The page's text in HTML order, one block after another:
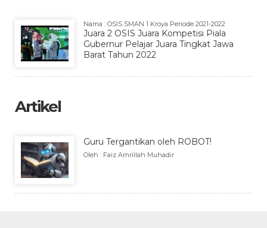
Nama : OSIS SMAN 1 Kroya Periode 2021-2022
Juara 2 OSIS Juara Kompetisi Piala
Gubernur Pelajar Juara Tingkat Jawa
Barat Tahun 2022
Artikel
Guru Tergantikan oleh ROBOT!
Oleh : Faiz Amrillah Muhadir